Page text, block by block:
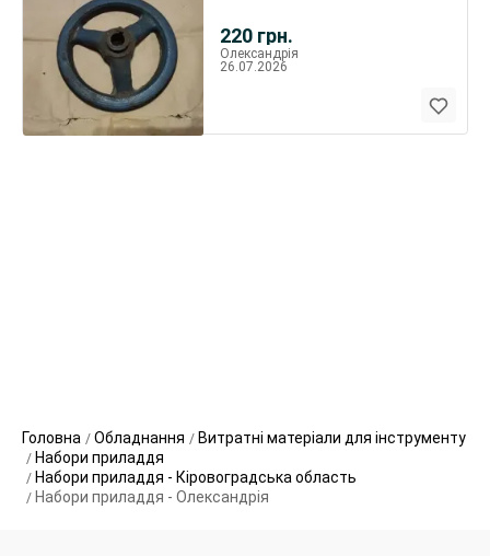
220 грн.
Олександрія
26.07.2026
Головна Обладнання
Витратні матеріали для інструменту
Набори приладдя
Набори приладдя - Кіровоградська область
Набори приладдя - Олександрія